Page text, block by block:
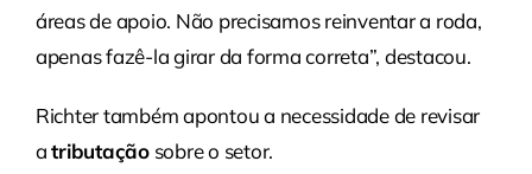
áreas de apoio. Não precisamos reinventar a roda,
apenas fazê-la girar da forma correta”, destacou.
Richter também apontou a necessidade de revisar
atributaçãosobre o setor.